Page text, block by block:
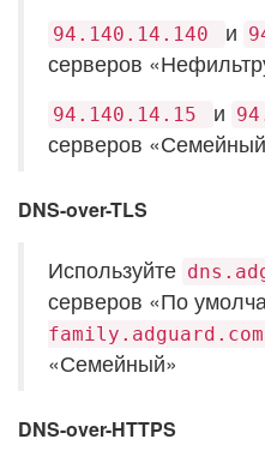
94.140.14.140 и
серверов
94.140.14.15 и
серверов
DNS-over-TLS
Используйте
серверов «По
family.adguard.com
«Семейный»
DNS-over-HTTPS